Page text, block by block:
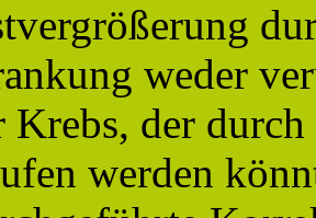
weder
der
werden